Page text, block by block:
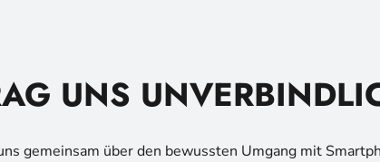
UNS
gemeinsam über den bewussten Umgang mit